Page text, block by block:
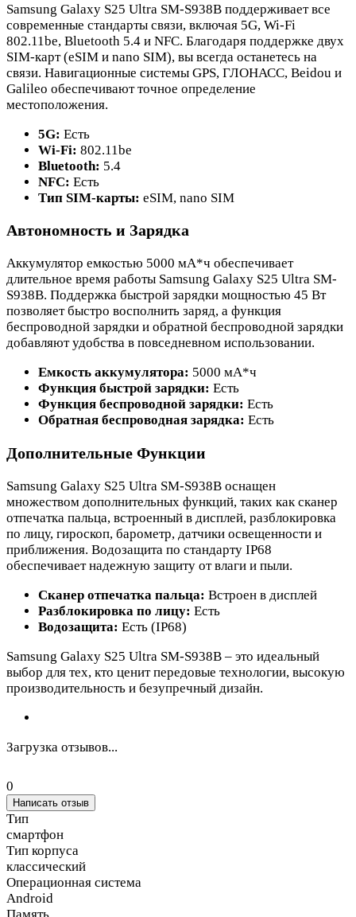
Samsung Galaxy S25 Ultra SM-S938B поддерживает все
современные стандарты связи, включая 5G, Wi-Fi
802.11be, Bluetooth 5.4 и NFC. Благодаря поддержке двух
SIM-карт (eSIM и nano SIM), вы всегда останетесь на
связи. Навигационные системы GPS, ГЛОНАСС, Beidou и
Galileo обеспечивают точное определение
местоположения.
5G: Есть
Wi-Fi: 802.11be
Bluetooth: 5.4
NFC: Есть
Тип SIM-карты: eSIM, nano SIM
Автономность и Зарядка
Аккумулятор емкостью 5000 мА*ч обеспечивает
длительное время работы Samsung Galaxy S25 Ultra SM-
S938B. Поддержка быстрой зарядки мощностью 45 Вт
позволяет быстро восполнить заряд, а функция
беспроводной зарядки и обратной беспроводной зарядки
добавляют удобства в повседневном использовании.
Емкость аккумулятора: 5000 мА*ч
Функция быстрой зарядки: Есть
Функция беспроводной зарядки: Есть
Обратная беспроводная зарядка: Есть
Дополнительные Функции
Samsung Galaxy S25 Ultra SM-S938B оснащен
множеством дополнительных функций, таких как сканер
отпечатка пальца, встроенный в дисплей, разблокировка
по лицу, гироскоп, барометр, датчики освещенности и
приближения. Водозащита по стандарту IP68
обеспечивает надежную защиту от влаги и пыли.
Сканер отпечатка пальца: Встроен в дисплей
Разблокировка по лицу: Есть
Водозащита: Есть (IP68)
Samsung Galaxy S25 Ultra SM-S938B – это идеальный
выбор для тех, кто ценит передовые технологии, высокую
производительность и безупречный дизайн.
Загрузка отзывов...
0
Написать отзыв
Тип
смартфон
Тип корпуса
классический
Операционная система
Android